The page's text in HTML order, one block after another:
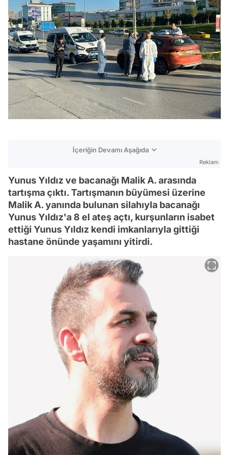
İçeriğin Devamı Aşağıda
Reklam
Yunus Yıldız ve bacanağı Malik A. arasında
tartışma çıktı. Tartışmanın büyümesi üzerine
Malik A. yanında bulunan silahıyla bacanağı
Yunus Yıldız'a 8 el ateş açtı, kurşunların isabet
ettiği Yunus Yıldız kendi imkanlarıyla gittiği
hastane önünde yaşamını yitirdi.